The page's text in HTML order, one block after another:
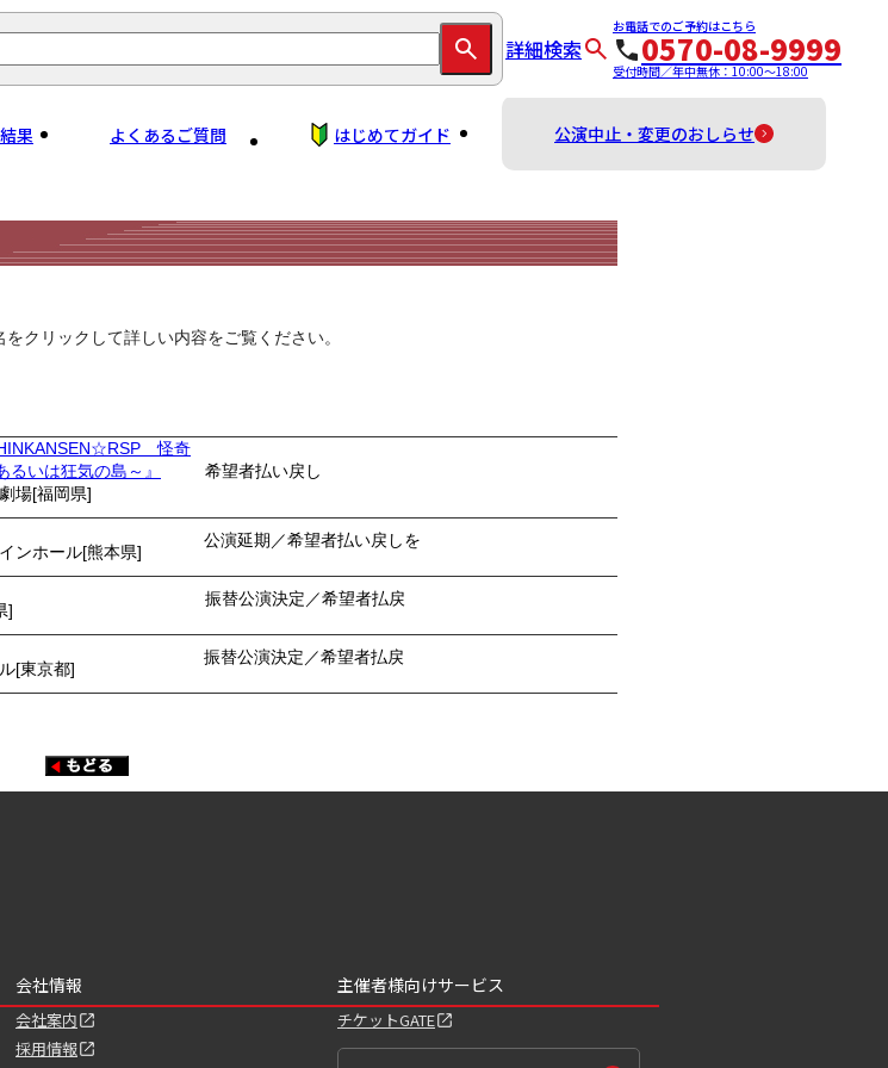
詳細検索
お電話でのご予約はこちら
0570-08-9999
受付時間／年中無休：10:00～18:00
果 よくあるご質問 はじめてガイド 公演中止・変更のおしらせ
クリックして詳しい内容をご覧ください。
怪奇
いは狂気の島～』
希望者払い戻し
場[福岡県]
公演延期／希望者払い戻しを
ンホール[熊本県]
振替公演決定／希望者払戻
]
振替公演決定／希望者払戻
[東京都]
会社情報
会社案内
採用情報
主催者様向けサービス
チケットGATE